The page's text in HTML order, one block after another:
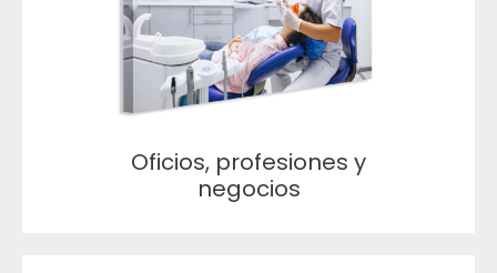
Oficios, profesiones y
negocios